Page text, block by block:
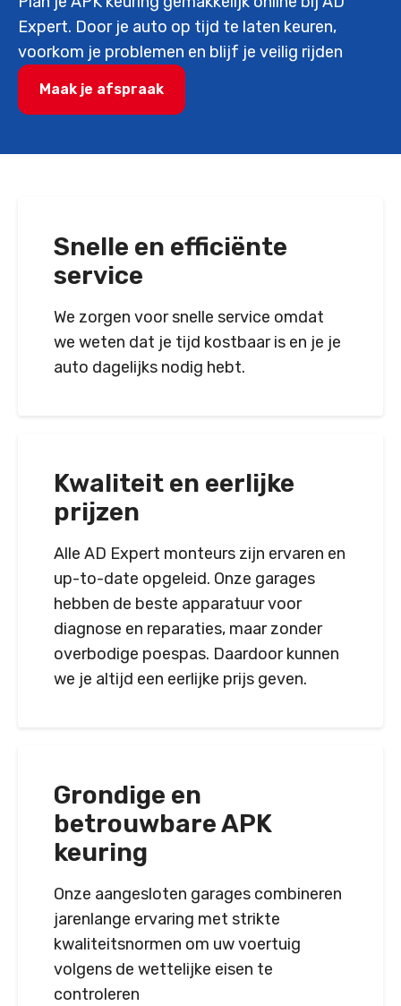
Expert. Door je auto op tijd te laten keuren,
voorkom je problemen en blijf je veilig rijden
Maak je afspraak
Snelle en efficiënte
service
We zorgen voor snelle service omdat
we weten dat je tijd kostbaar is en je je
auto dagelijks nodig hebt.
Kwaliteit en eerlijke
prijzen
Alle AD Expert monteurs zijn ervaren en
up-to-date opgeleid. Onze garages
hebben de beste apparatuur voor
diagnose en reparaties, maar zonder
overbodige poespas. Daardoor kunnen
we je altijd een eerlijke prijs geven.
Grondige en
betrouwbare APK
keuring
Onze aangesloten garages combineren
jarenlange ervaring met strikte
kwaliteitsnormen om uw voertuig
volgens de wettelijke eisen te
controleren